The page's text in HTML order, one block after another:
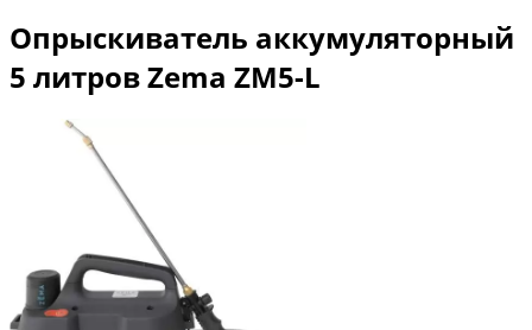
Опрыскиватель аккумуляторный
5 литров Zema ZM5-L